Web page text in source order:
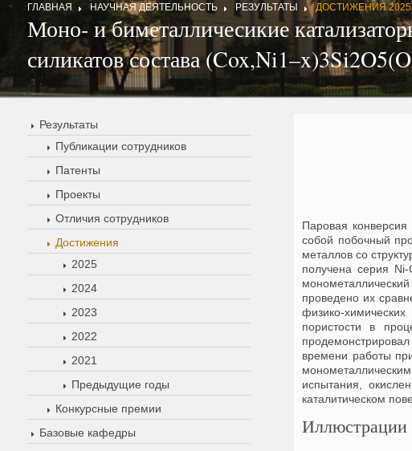
ГЛАВНАЯ НАУЧНАЯ ДЕЯТЕЛЬНОСТЬ РЕЗУЛЬТАТЫ ДОСТИЖЕНИЯ 2025
Моно- и биметалличесикие
силикатов состава
Результаты
Публикации сотрудников
Патенты
Проекты
Отличия сотрудников
Достижения
2025
2024
2023
2022
2021
Предыдущие годы
Конкурсные премии
Базовые кафедры
Паровая
собой побочный
металлов со
получена серия
проведено их
физико-
пористости в
времени работы
испытания,
каталитическом
Иллюстрации